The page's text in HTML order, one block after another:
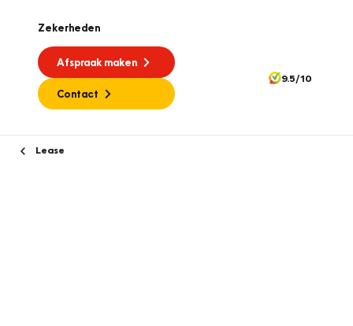
Zekerheden
Afspraak maken
Contact
9.5/10
Lease